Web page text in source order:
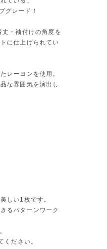
グレード！
・袖付けの角度を
に仕上げられてい
レーヨンを使用。
な雰囲気を演出し
しい1枚です。
るパターンワーク
ださい。